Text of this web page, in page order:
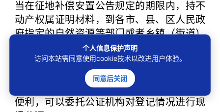
当在征地补偿安置公告规定的期限内，持不
动产权属证明材料，到各市、县、区人民政
府指定的自然资源等部门或者乡镇（街道）
人民政府（办事处）办理补偿登记。
办理补偿登记的政府部门或者乡镇（街
道）人民政府（办事处）应当为拟被征收土
地的所有权人、使用权人办理补偿登记提供
便利，可以委托公证机构对登记情况进行现
个人信息保护声明
访问本站需同意使用cookie技术以改进用户体验。
同意后关闭